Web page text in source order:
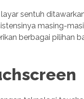
sentuh
masing-
berbagai pilihan